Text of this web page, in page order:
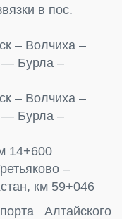
в пос.
– Волчиха –
— Бурла –
– Волчиха –
— Бурла –
14+600
–
км 59+046
Алтайского